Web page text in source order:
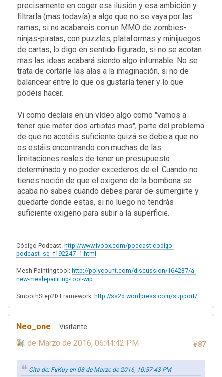
precisamente en coger esa ilusión y esa ambición y
filtrarla (mas todavía) a algo que no se vaya por las
ramas, si no acabareis con un MMO de zombies-
ninjas-piratas, con puzzles, plataformas y minijuegos
de cartas, lo digo en sentido figurado, si no se acotan
mas las ideas acabará siendo algo infumable. No se
trata de cortarle las alas a la imaginación, si no de
balancear entre lo que os gustaría tener y lo que
podéis hacer.
Vi como decíais en un vídeo algo como "vamos a
tener que meter dos artistas mas", parte del problema
de que no acotéis suficiente quizá se debe a que no
os estáis encontrando con muchas de las
limitaciones reales de tener un presupuesto
determinado y no poder excederos de el. Cuando no
tienes noción de que el oxigeno de la bombona se
acaba no sabes cuando debes parar de sumergirte y
quedarte donde estas, si no luego no tendrás
suficiente oxigeno para subir a la superficie.
Código Podcast: http://www.ivoox.com/podcast-codigo-
podcast_sq_f192247_1.html
Mesh Painting tool: http://polycount.com/discussion/164237/a-
new-mesh-painting-tool-wip
SmoothStep2D Framework: http://ss2d.wordpress.com/support/
Neo_one Visitante
#87
04 de Marzo de 2016, 06:44:42 PM
Cita de: FuKuy en 03 de Marzo de 2016, 10:57:43 PM